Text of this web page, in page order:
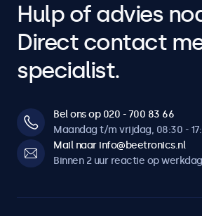
Hulp of advies
Direct contact
specialist.
Bel ons op 020 - 700 83 66
Maandag t/m vrijdag, 08:30 -
Mail naar info@beetronics.nl
Binnen 2 uur reactie op